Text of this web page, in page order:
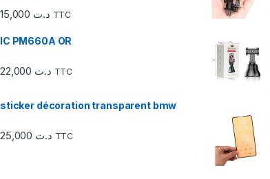
د.ت TTC
IC PM660A OR
د.ت TTC
sticker décoration transparent bmw
د.ت TTC